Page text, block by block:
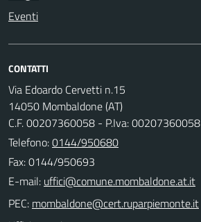
Eventi
CONTATTI
Via Edoardo Cervetti n.15
14050 Mombaldone (AT)
C.F. 00207360058 - P.Iva: 00207360058
Telefono:0144/950680
Fax: 0144/950693
E-mail:
PEC: